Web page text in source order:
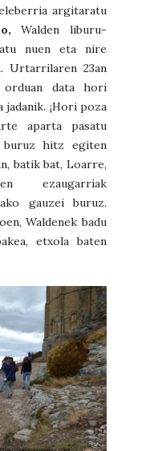
argitaratu
Walden liburu-
nuen eta nire
Urtarrilaren 23an
orduan data hori
jadanik. ¡Hori poza
aparta pasatu
buruz hitz egiten
batik bat, Loarre,
ezaugarriak
gauzei buruz.
Waldenek badu
etxola baten